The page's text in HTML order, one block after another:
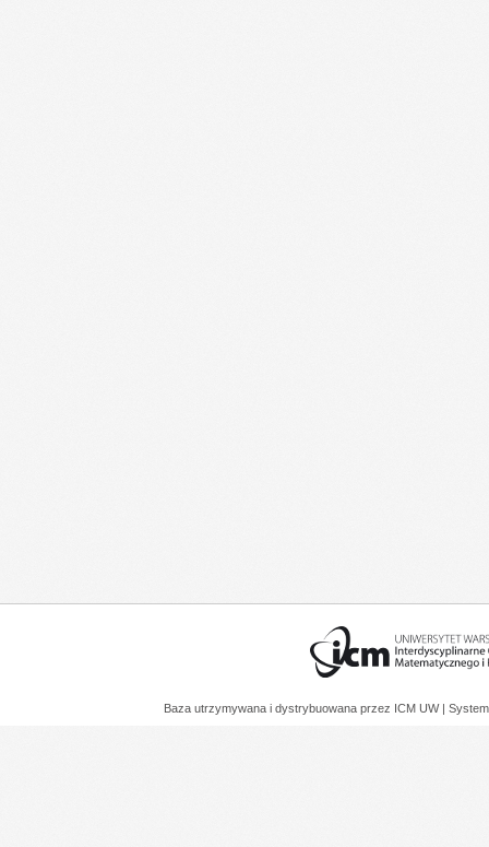
Baza utrzymywana i dystrybuowana przez ICM UW |